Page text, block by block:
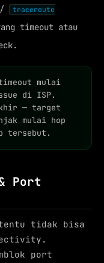
traceroute
timeout atau
mulai
di ISP.
— target
mulai hop
tersebut.
Port
tidak bisa
port